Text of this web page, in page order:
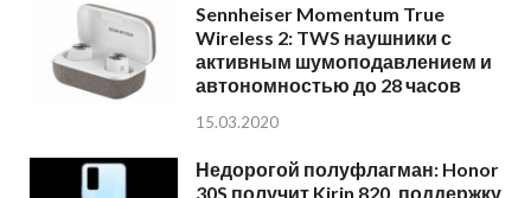
Sennheiser Momentum True
Wireless 2: TWS наушники с
активным шумоподавлением и
автономностью до 28 часов
15.03.2020
Недорогой полуфлагман: Honor
30S получит Kirin 820, поддержку